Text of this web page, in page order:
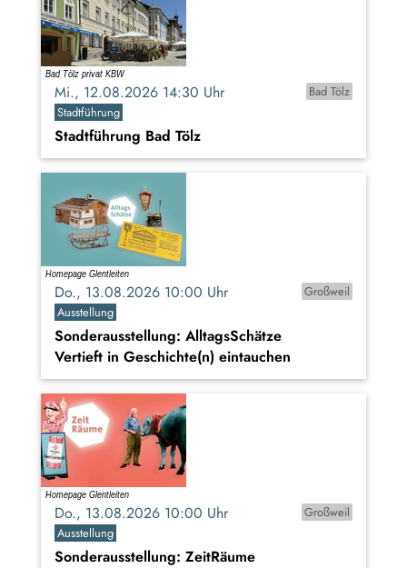
Mi., 12.08.2026 14:30 Uhr
Bad Tölz
Stadtführung
Stadtführung Bad Tölz
Do., 13.08.2026 10:00 Uhr
Großweil
Ausstellung
Sonderausstellung: AlltagsSchätze
Vertieft in Geschichte(n) eintauchen
Do., 13.08.2026 10:00 Uhr
Großweil
Ausstellung
Sonderausstellung: ZeitRäume